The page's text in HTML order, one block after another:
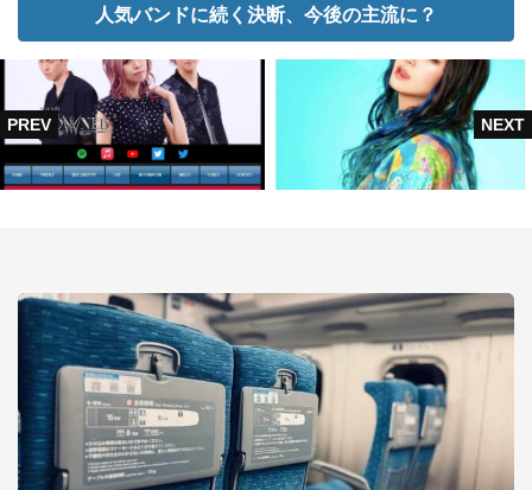
人気バンドに続く決断、今後の主流に？